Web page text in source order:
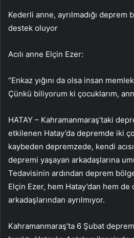
Kederli anne, ayrılmadığı deprem
destek oluyor
Acılı anne Elçin Ezer:
“Enkaz yığını da olsa insan
Çünkü biliyorum ki çocuklarım,
HATAY – Kahramanmaraş’taki
etkilenen Hatay’da depremde iki
kaybeden depremzede, kendi
depremi yaşayan arkadaşlarına
Tedavisinin ardından deprem
Elçin Ezer, hem Hatay’dan hem
arkadaşlarından ayrılmıyor.
Kahramanmaraş’ta 6 Şubat